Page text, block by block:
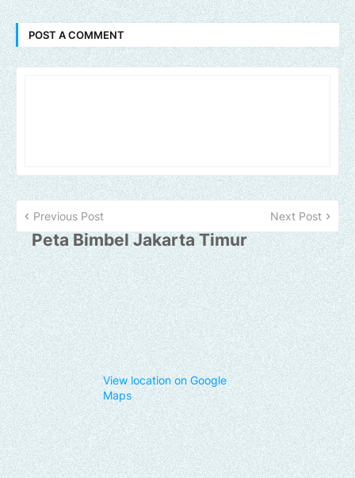
POST A COMMENT
Previous Post Next Post
Peta Bimbel Jakarta Timur
View location on Google
Maps